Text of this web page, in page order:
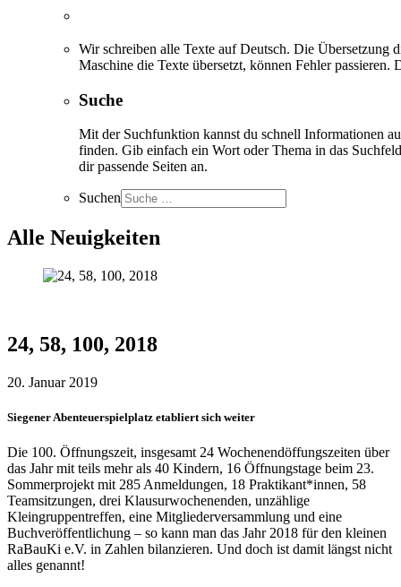
Wir schreiben alle Texte auf Deutsch. Die Übersetzung
Maschine die Texte übersetzt, können Fehler passieren.
Suche
Mit der Suchfunktion kannst du schnell Informationen
finden. Gib einfach ein Wort oder Thema in das
dir passende Seiten an.
Suchen
Alle Neuigkeiten
24, 58, 100, 2018
20. Januar 2019
Siegener Abenteuerspielplatz etabliert sich weiter
Die 100. Öffnungszeit, insgesamt 24 Wochenendöffungszeiten über
das Jahr mit teils mehr als 40 Kindern, 16 Öffnungstage beim 23.
Sommerprojekt mit 285 Anmeldungen, 18 Praktikant*innen, 58
Teamsitzungen, drei Klausurwochenenden, unzählige
Kleingruppentreffen, eine Mitgliederversammlung und eine
Buchveröffentlichung – so kann man das Jahr 2018 für den kleinen
RaBauKi e.V. in Zahlen bilanzieren. Und doch ist damit längst nicht
alles genannt!